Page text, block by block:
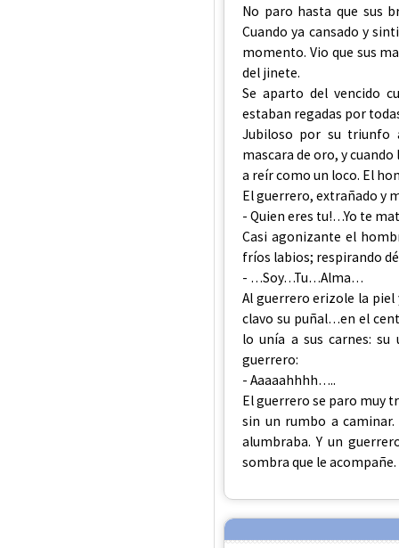
No paro hasta que sus
Cuando ya cansado y
momento. Vio que sus
del jinete.
Se aparto del vencido
estaban regadas por
Jubiloso por su triunfo
mascara de oro, y
a reír como un loco. El
El guerrero, extrañado y
- Quien eres tu!…Yo te
Casi agonizante el
fríos labios; respirando
- …Soy…Tu…Alma…
Al guerrero erizole la
clavo su puñal…en el
lo unía a sus carnes:
guerrero:
- Aaaaahhhh…..
El guerrero se paro muy
sin un rumbo a
alumbraba. Y un
sombra que le acompañe.